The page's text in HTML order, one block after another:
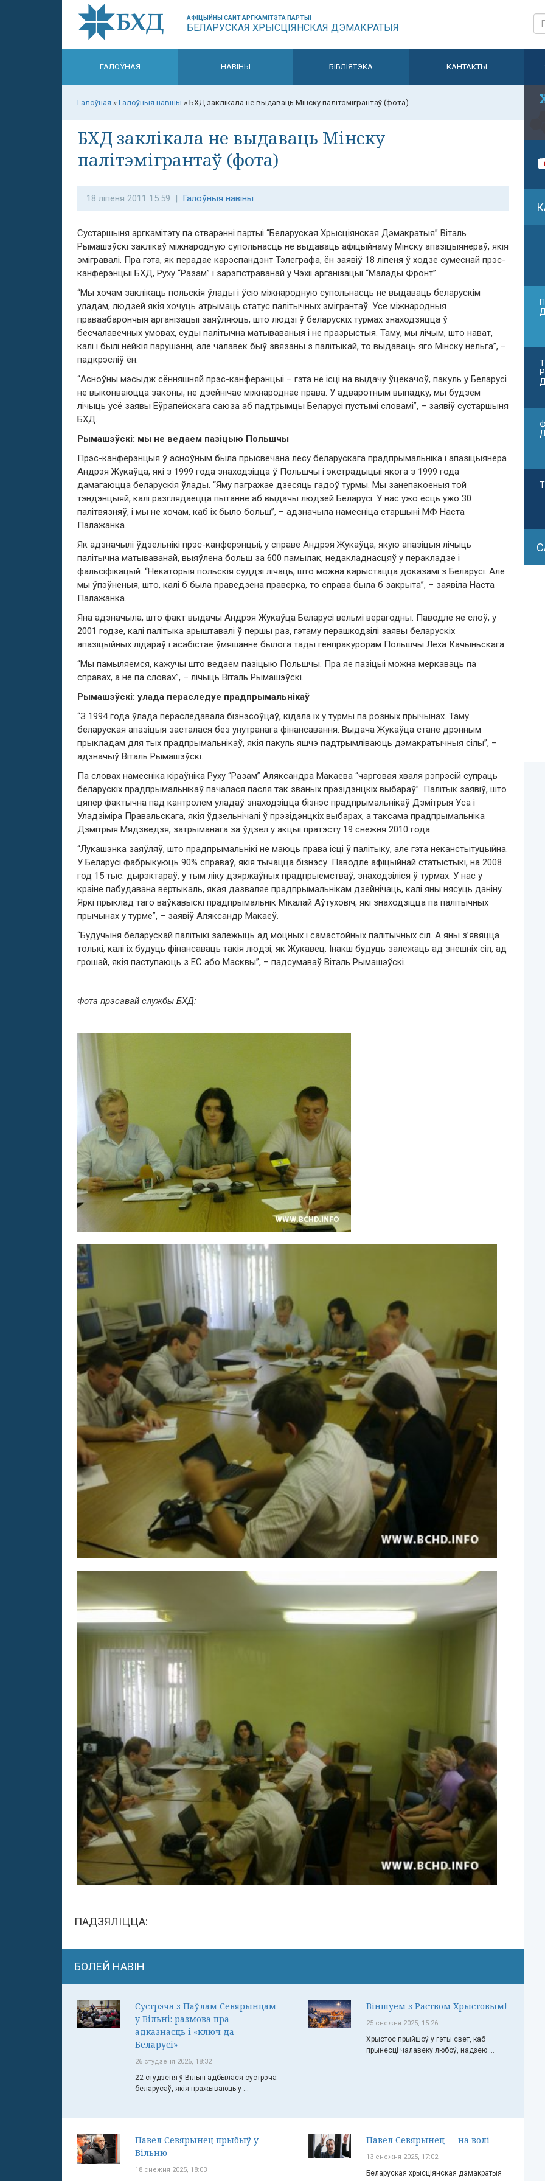
АФІЦЫЙНЫ САЙТ АРГКАМІТЭТА ПАРТЫІ
БЕЛАРУСКАЯ ХРЫСЦІЯНСКАЯ ДЭМАКРАТЫЯ
ГАЛОЎНАЯ НАВІНЫ БІБЛІЯТЭКА КАНТАКТЫ
Галоўная » Галоўныя навіны » БХД заклікала не выдаваць Мінску палітэмігрантаў (фота)
БХД заклікала не выдаваць Мінску
палітэмігрантаў (фота)
18 ліпеня 2011 15:59 | Галоўныя навіны
Сустаршыня аргкамітэту па стварэнні партыі “Беларуская Хрысціянская Дэмакратыя” Віталь
Рымашэўскі заклікаў міжнародную супольнасць не выдаваць афіцыйнаму Мінску апазіцыянераў, якія
эмігравалі. Пра гэта, як перадае карэспандэнт Тэлеграфа, ён заявіў 18 ліпеня ў ходзе сумеснай прэс-
канферэнцыі БХД, Руху “Разам” і зарэгістраванай у Чэхіі арганізацыі “Малады Фронт”.
“Мы хочам заклікаць польскія ўлады і ўсю міжнародную супольнасць не выдаваць беларускім
уладам, людзей якія хочуць атрымаць статус палітычных эмігрантаў. Усе міжнародныя
праваабарончыя арганізацыі заяўляюць, што людзі ў беларускіх турмах знаходзяцца ў
бесчалавечных умовах, суды палітычна матываваныя і не празрыстыя. Таму, мы лічым, што нават,
калі і былі нейкія парушэнні, але чалавек быў звязаны з палітыкай, то выдаваць яго Мінску нельга”, –
падкрэсліў ён.
“Асноўны мэсыдж сённяшняй прэс-канферэнцыі – гэта не ісці на выдачу ўцекачоў, пакуль у Беларусі
не выконваюцца законы, не дзейнічае міжнароднае права. У адваротным выпадку, мы будзем
лічыць усё заявы Еўрапейскага саюза аб падтрымцы Беларусі пустымі словамі”, – заявіў сустаршыня
БХД.
Рымашэўскі: мы не ведаем пазіцыю Польшчы
Прэс-канферэнцыя ў асноўным была прысвечана лёсу беларускага прадпрымальніка і апазіцыянера
Андрэя Жукаўца, які з 1999 года знаходзіцца ў Польшчы і экстрадыцыі якога з 1999 года
дамагаюцца беларускія ўлады. “Яму пагражае дзесяць гадоў турмы. Мы занепакоеныя той
тэндэнцыяй, калі разглядаецца пытанне аб выдачы людзей Беларусі. У нас ужо ёсць ужо 30
палітвязняў, і мы не хочам, каб іх было больш”, – адзначыла намесніца старшыні МФ Наста
Палажанка.
Як адзначылі ўдзельнікі прэс-канферэнцыі, у справе Андрэя Жукаўца, якую апазіцыя лічыць
палітычна матываванай, выяўлена больш за 600 памылак, недакладнасцяў у перакладзе і
фальсіфікацый. “Некаторыя польскія суддзі лічаць, што можна карыстацца доказамі з Беларусі. Але
мы ўпэўненыя, што, калі б была праведзена праверка, то справа была б закрыта”, – заявіла Наста
Палажанка.
Яна адзначыла, што факт выдачы Андрэя Жукаўца Беларусі вельмі верагодны. Паводле яе слоў, у
2001 годзе, калі палітыка арыштавалі ў першы раз, гэтаму перашкодзілі заявы беларускіх
апазіцыйных лідараў і асабістае ўмяшанне былога тады генпракурорам Польшчы Леха Качыньскага.
“Мы памыляемся, кажучы што ведаем пазіцыю Польшчы. Пра яе пазіцыі можна меркаваць па
справах, а не па словах”, – лічыць Віталь Рымашэўскі.
Рымашэўскі: улада пераследуе прадпрымальнікаў
“З 1994 года ўлада пераследавала бізнэсоўцаў, кідала іх у турмы па розных прычынах. Таму
беларуская апазіцыя засталася без унутранага фінансавання. Выдача Жукаўца стане дрэнным
прыкладам для тых прадпрымальнікаў, якія пакуль яшчэ падтрымліваюць дэмакратычныя сілы”, –
адзначыў Віталь Рымашэўскі.
Па словах намесніка кіраўніка Руху “Разам” Аляксандра Макаева “чарговая хваля рэпрэсій супраць
беларускіх прадпрымальнікаў пачалася пасля так званых прэзідэнцкіх выбараў”. Палітык заявіў, што
цяпер фактычна пад кантролем уладаў знаходзіцца бізнэс прадпрымальнікаў Дзмітрыя Уса і
Уладзіміра Правальскага, якія ўдзельнічалі ў прэзідэнцкіх выбарах, а таксама прадпрымальніка
Дзмітрыя Мядзведзя, затрыманага за ўдзел у акцыі пратэсту 19 снежня 2010 года.
“Лукашэнка заяўляў, што прадпрымальнікі не маюць права ісці ў палітыку, але гэта неканстытуцыйна.
У Беларусі фабрыкуюць 90% справаў, якія тычацца бізнэсу. Паводле афіцыйнай статыстыкі, на 2008
год 15 тыс. дырэктараў, у тым ліку дзяржаўных прадпрыемстваў, знаходзіліся ў турмах. У нас у
краіне пабудавана вертыкаль, якая дазваляе прадпрымальнікам дзейнічаць, калі яны нясуць даніну.
Яркі прыклад таго ваўкавыскі прадпрымальнік Мікалай Аўтуховіч, які знаходзіцца па палітычных
прычынах у турме”, – заявіў Аляксандр Макаеў.
“Будучыня беларускай палітыкі залежыць ад моцных і самастойных палітычных сіл. А яны з’явяцца
толькі, калі іх будуць фінансаваць такія людзі, як Жукавец. Інакш будуць залежаць ад знешніх сіл, ад
грошай, якія паступаюць з ЕС або Масквы”, – падсумаваў Віталь Рымашэўскі.
Фота прэсавай службы БХД:
ПАДЗЯЛІЦЦА:
БОЛЕЙ НАВІН
Сустрэча з Паўлам Севярынцам
у Вільні: размова пра
адказнасць і «ключ да
Беларусі»
26 студзеня 2026, 18:32
22 студзеня ў Вільні адбылася сустрэча
беларусаў, якія пражываюць у ...
Віншуем з Раством Хрыстовым!
25 снежня 2025, 15:26
Хрыстос прыйшоў у гэты свет, каб
прынесці чалавеку любоў, надзею ...
Павел Севярынец прыбыў у
Вільню
18 снежня 2025, 18:03
Павел Севярынец — на волі
13 снежня 2025, 17:02
Беларуская хрысціянская дэмакратыя